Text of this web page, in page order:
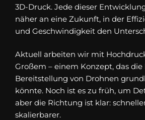
3D-Druck. Jede dieser
näher an eine Zukunft, in der
und Geschwindigkeit den
Aktuell arbeiten wir mit
Großem – einem Konzept, das
Bereitstellung von Drohnen
könnte. Noch ist es zu früh, um
aber die Richtung ist klar:
skalierbarer.